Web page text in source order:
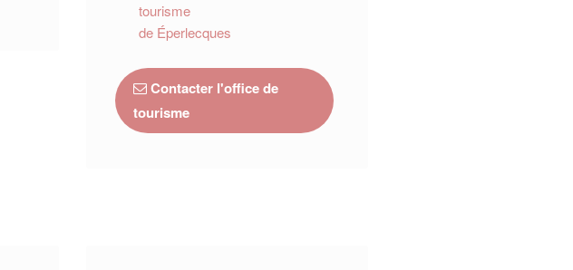
tourisme
de Éperlecques
Contacter l'office de
tourisme